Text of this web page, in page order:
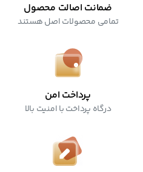
ضمانت اصالت محصول
تمامی محصولات اصل هستند
پرداخت امن
درگاه پرداخت با امنیت بالا